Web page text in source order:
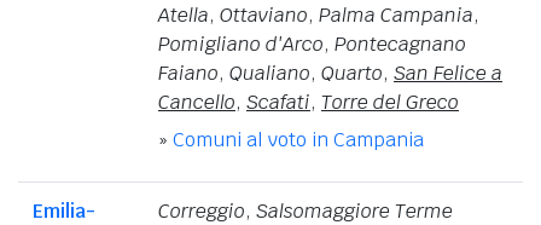
Atella, Ottaviano, Palma Campania,
Pomigliano d'Arco, Pontecagnano
Faiano, Qualiano, Quarto, San Felice a
Cancello, Scafati, Torre del Greco
» Comuni al voto in Campania
Emilia-
Correggio, Salsomaggiore Terme